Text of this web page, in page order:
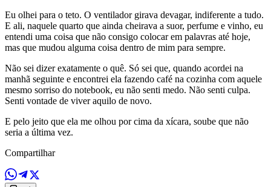
Eu olhei para o teto. O ventilador girava devagar, indiferente a tudo.
E ali, naquele quarto que ainda cheirava a suor, perfume e vinho, eu
entendi uma coisa que não consigo colocar em palavras até hoje,
mas que mudou alguma coisa dentro de mim para sempre.
Não sei dizer exatamente o quê. Só sei que, quando acordei na
manhã seguinte e encontrei ela fazendo café na cozinha com aquele
mesmo sorriso do notebook, eu não senti medo. Não senti culpa.
Senti vontade de viver aquilo de novo.
E pelo jeito que ela me olhou por cima da xícara, soube que não
seria a última vez.
Compartilhar